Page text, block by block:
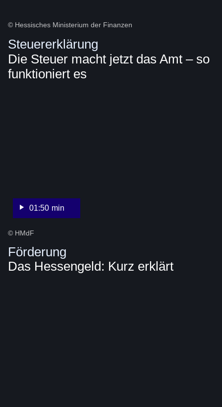
© Hessisches Ministerium der Finanzen
Steuererklärung
Die Steuer macht jetzt das Amt – so
funktioniert es
01:50 min
© HMdF
Förderung
Das Hessengeld: Kurz erklärt